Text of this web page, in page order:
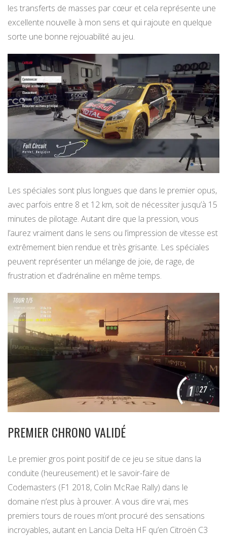
les transferts de masses par cœur et cela représente une
excellente nouvelle à mon sens et qui rajoute en quelque
sorte une bonne rejouabilité au jeu.
Les spéciales sont plus longues que dans le premier opus,
avec parfois entre 8 et 12 km, soit de nécessiter jusqu’à 15
minutes de pilotage. Autant dire que la pression, vous
l’aurez vraiment dans le sens ou l’impression de vitesse est
extrêmement bien rendue et très grisante. Les spéciales
peuvent représenter un mélange de joie, de rage, de
frustration et d’adrénaline en même temps.
PREMIER CHRONO VALIDÉ
Le premier gros point positif de ce jeu se situe dans la
conduite (heureusement) et le savoir-faire de
Codemasters (F1 2018, Colin McRae Rally) dans le
domaine n’est plus à prouver. A vous dire vrai, mes
premiers tours de roues m’ont procuré des sensations
incroyables, autant en Lancia Delta HF qu’en Citroën C3